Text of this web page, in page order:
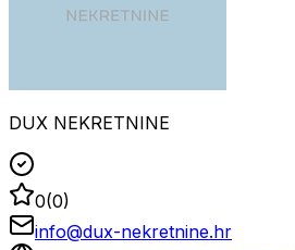
DUX NEKRETNINE
0(0)
info@dux-nekretnine.hr